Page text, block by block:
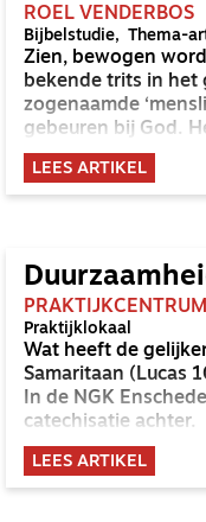
ROEL VENDERBOS
Bijbelstudie Thema-
Zien, bewogen
bekende trits in het
zogenaamde
gebeuren bij God.
eeuwenlang proces
veel kunt leren
LEES ARTIKEL
PRAKTIJKCENTRUM
Praktijklokaal
Wat heeft de
Samaritaan (Lucas
In de NGK
catechisatie achter.
LEES ARTIKEL